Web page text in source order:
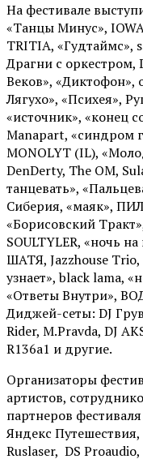
На фестивале
«Танцы Минус»,
TRITIA,
Драгни с
Веков», «Диктофон»,
Лягухо», «Психея»,
«источник», «конец
Manapart, «синдром
MONOLYT (IL),
DenDerty, The OM,
танцевать»,
Сиберия, «маяк»,
«Борисовский
SOULTYLER, «ночь
ШАТЯ, Jazzhouse
узнает», black lama,
«Ответы Внутри»,
Диджей-сеты: DJ
Rider, М.Pravda, DJ
R136a1 и другие.
Организаторы
артистов,
партнеров
Яндекс
Ruslaser, DS